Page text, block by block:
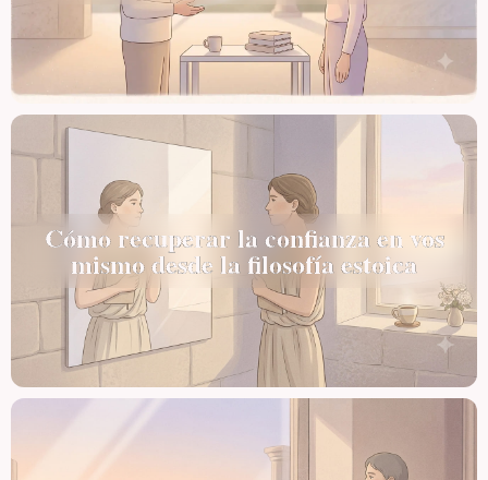
Cómo recuperar la confianza en vos
mismo desde la filosofía estoica